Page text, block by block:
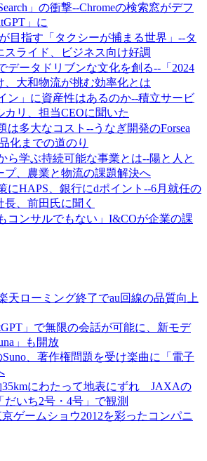
」の衝撃--Chromeの検索窓がデフ
」に
が目指す「タクシーが捕まる世界」--タ
スライド、ビジネス向け好調
データドリブンな文化を創る--「2024
、大和物流が挑む効率化とは
ン」に資産性はあるのか--積立サービ
カリ、担当CEOに聞いた
は多大なコスト--うなぎ開発のForsea
化までの道のり
ら学ぶ持続可能な事業とは--陽と人と
プ、農業と物流の課題解決へ
にHAPS、銀行にdポイント--6月就任の
、前田氏に聞く
コンサルでもない」I&COが企業の課
天ローミング終了でau回線の品質向上
」で無限の会話が可能に、新モデ
」も開放
、著作権問題を受け楽曲に「電子
35kmにわたって地表にずれ JAXAの
だいち2号・4号」で観測
ゲームショウ2012を彩ったコンパニ